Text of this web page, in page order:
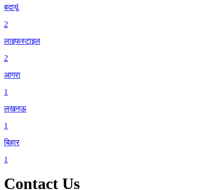
बदायूं
2
लाइफस्टाइल
2
आगरा
1
लखनऊ
1
बिहार
1
Contact Us